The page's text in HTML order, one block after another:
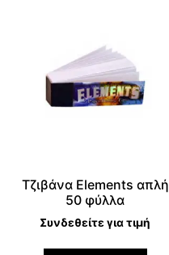
Τζιβάνα Elements απλή
50 φύλλα
Συνδεθείτε για τιμή